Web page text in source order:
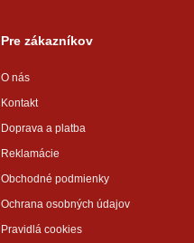
Pre zákazníkov
O nás
Kontakt
Doprava a platba
Reklamácie
Obchodné podmienky
Ochrana osobných údajov
Pravidlá cookies